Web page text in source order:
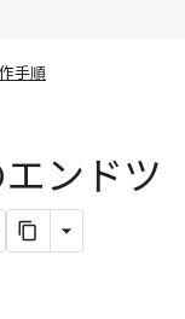
手順
ンドツ